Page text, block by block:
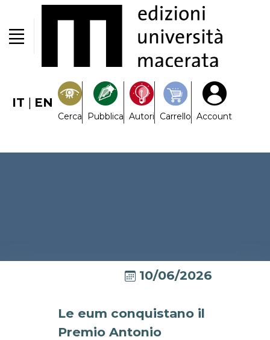
IT | EN
Cerca Pubblica Autori Carrello Account
10/06/2026
Le eum conquistano il
Premio Antonio